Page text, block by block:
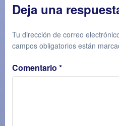
Deja una
Tu dirección de correo
campos obligatorios están
Comentario *